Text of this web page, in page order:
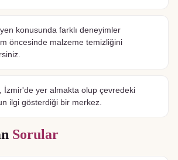
konusunda farklı deneyimler
öncesinde malzeme temizliğini
İzmir'de yer almakta olup çevredeki
ilgi gösterdiği bir merkez.
Sorular